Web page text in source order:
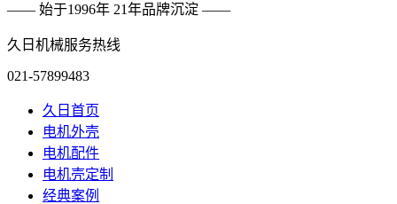
—— 始于1996年 21年品牌沉淀 ——
久日机械服务热线
021-57899483
久日首页
电机外壳
电机配件
电机壳定制
经典案例